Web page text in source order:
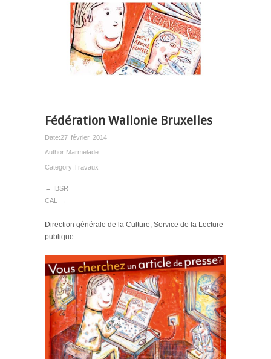
Fédération Wallonie Bruxelles
Date:27 février 2014
Author: Marmelade
Category:Travaux
← IBSR
CAL →
Direction générale de la Culture, Service de la Lecture
publique.